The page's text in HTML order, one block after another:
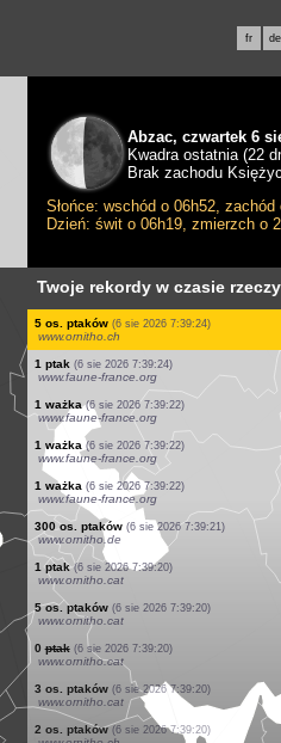
fr de
Abzac, czwartek 6
Kwadra ostatnia (22
Brak zachodu
Słońce: wschód o 06h52, zachód
Dzień: świt o 06h19, zmierzch o
Twoje rekordy w czasie
4 os. ptaków (6 sie 2026 7:39:24)
www.ornitho.ch
3 os. ptaków (6 sie 2026 7:39:24)
www.ornitho.ch
1 ptak (6 sie 2026 7:39:24)
www.ornitho.ch
3 os. ptaków (6 sie 2026 7:39:24)
www.ornitho.ch
1 ptak (6 sie 2026 7:39:24)
www.ornitho.ch
2 os. ptaków (6 sie 2026 7:39:24)
www.ornitho.ch
5 os. ptaków (6 sie 2026 7:39:24)
www.ornitho.ch
1 ptak (6 sie 2026 7:39:24)
www.faune-france.org
1 ważka (6 sie 2026 7:39:22)
www.faune-france.org
1 ważka (6 sie 2026 7:39:22)
www.faune-france.org
1 ważka (6 sie 2026 7:39:22)